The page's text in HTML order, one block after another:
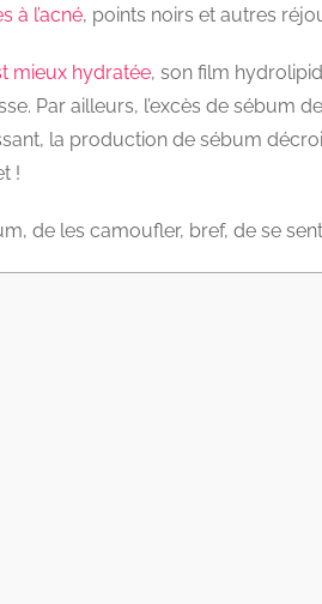
à l’acné, points noirs et autres
mieux hydratée, son film
Par ailleurs, l’excès de sébum
la production de sébum
!
de les camoufler, bref, de se